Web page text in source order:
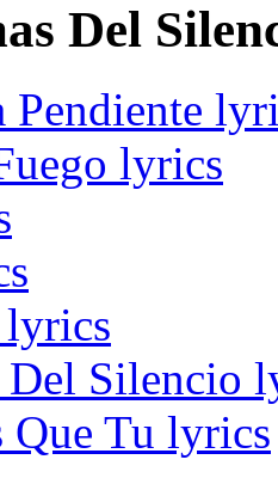
Del
Pendiente
lyrics
lyrics
Del Silencio
Que Tu lyrics